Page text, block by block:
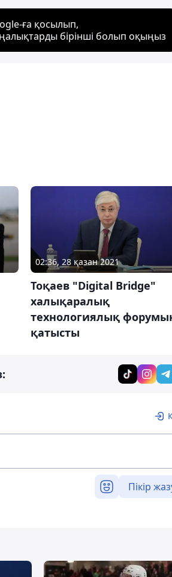
ға қосылып,
бірінші болып оқыңыз
02:36, 28 қазан 2021
Тоқаев "Digital Bridge"
халықаралық
технологиялық
қатысты
Пікір